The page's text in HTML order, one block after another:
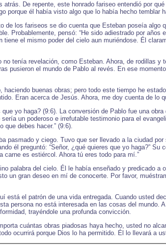
De repente, este honrado fariseo entendió por
porque él había visto algo que lo había hecho temblar
los fariseos se dio cuenta que Esteban poseía
Probablemente, pensó: “He sido adiestrado por
el mismo poder del cielo aun muriéndose. Él
tenía revelación, como Esteban. Ahora, de rodillas
pusieron el mundo de Pablo al revés. En ese
buenas obras; pero todo este tiempo he
Eran acerca de Jesús. Ahora, me doy cuenta de lo
yo haga? (9:6). La conversión de Pablo fue una
un poderoso e irrefutable testimonio para el
que debes hacer.” (9:6).
pasmado y ciego. Tuvo que ser llevado a la ciudad
él preguntó: “Señor, ¿qué quieres que yo haga?”
carne es estiércol. Ahora tú eres todo para mí.”
palabra del cielo. Él le había enseñado y predicado a
un gran deseo en mí de conocerte. Por favor,
está el patrón de una vida entregada. Cuando usted
persona no está interesada en las cosas del mundo.
trayéndole una profunda convicción.
cuántas obras piadosas haya hecho, usted no
ocurrirá porque Dios lo ha permitido. Él lo llevará a